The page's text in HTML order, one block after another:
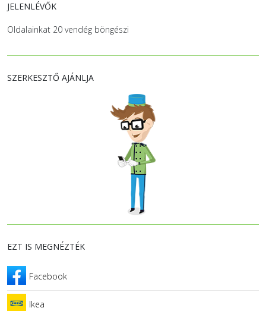
JELENLÉVŐK
Oldalainkat 20 vendég böngészi
SZERKESZTŐ AJÁNLJA
EZT IS MEGNÉZTÉK
Facebook
Ikea